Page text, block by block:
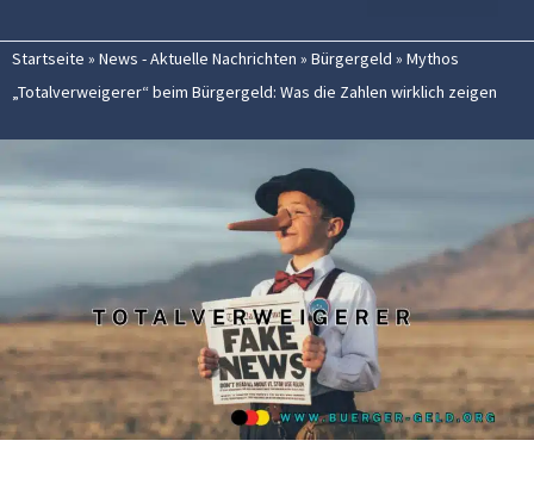
Startseite » News - Aktuelle Nachrichten » Bürgergeld » Mythos
„Totalverweigerer“ beim Bürgergeld: Was die Zahlen wirklich zeigen